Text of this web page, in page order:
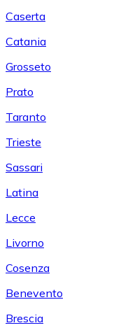
Caserta
Catania
Grosseto
Prato
Taranto
Trieste
Sassari
Latina
Lecce
Livorno
Cosenza
Benevento
Brescia